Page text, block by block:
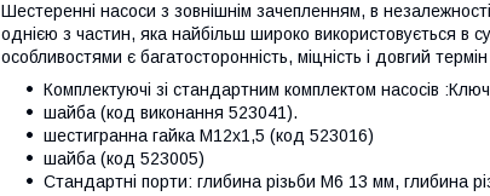
Шестеренні насоси з зовнішнім зачепленням, в
однією з частин, яка найбільш широко використовується в
особливостями є багатосторонність, міцність і довгий
Комплектуючі зі стандартним комплектом насосів
шайба (код виконання 523041).
шестигранна гайка M12x1,5 (код 523016)
шайба (код 523005)
Стандартні порти: глибина різьби М6 13 мм, глибина